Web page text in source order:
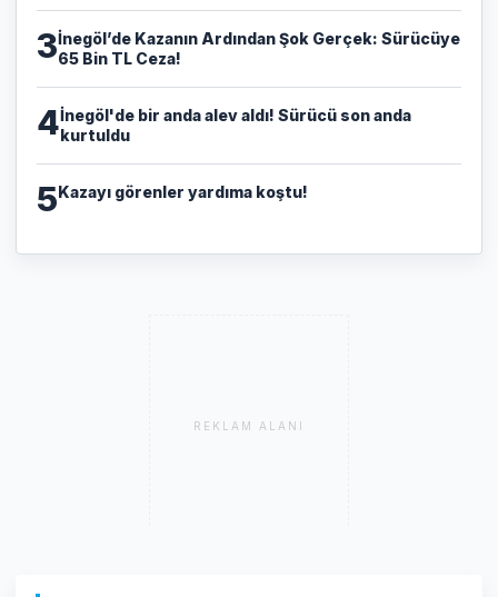
3​İnegöl’de Kazanın Ardından Şok Gerçek: Sürücüye
65 Bin TL Ceza!
4İnegöl'de bir anda alev aldı! Sürücü son anda
kurtuldu
5Kazayı görenler yardıma koştu!
REKLAM ALANI